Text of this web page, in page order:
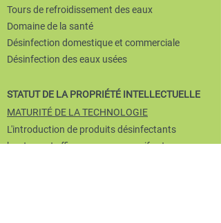
Tours de refroidissement des eaux
Domaine de la santé
Désinfection domestique et commerciale
Désinfection des eaux usées
STATUT DE LA PROPRIÉTÉ INTELLECTUELLE
MATURITÉ DE LA TECHNOLOGIE
L'introduction de produits désinfectants
hautement efficaces, non corrosifs et